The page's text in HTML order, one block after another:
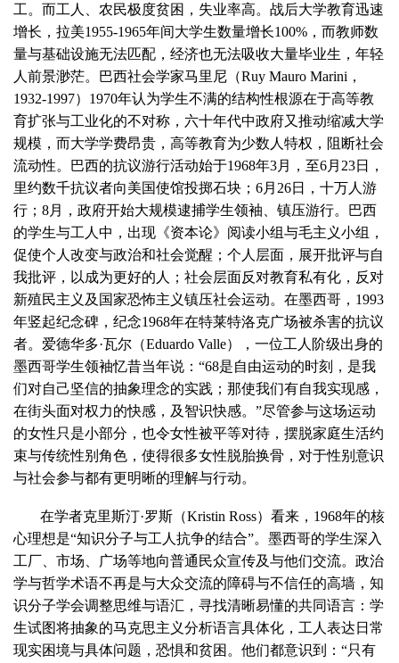
工。而工人、农民极度贫困，失业率高。战后大学教育迅速
增长，拉美1955-1965年间大学生数量增长100%，而教师数
量与基础设施无法匹配，经济也无法吸收大量毕业生，年轻
人前景渺茫。巴西社会学家马里尼（Ruy Mauro Marini，
1932-1997）1970年认为学生不满的结构性根源在于高等教
育扩张与工业化的不对称，六十年代中政府又推动缩减大学
规模，而大学学费昂贵，高等教育为少数人特权，阻断社会
流动性。巴西的抗议游行活动始于1968年3月，至6月23日，
里约数千抗议者向美国使馆投掷石块；6月26日，十万人游
行；8月，政府开始大规模逮捕学生领袖、镇压游行。巴西
的学生与工人中，出现《资本论》阅读小组与毛主义小组，
促使个人改变与政治和社会觉醒；个人层面，展开批评与自
我批评，以成为更好的人；社会层面反对教育私有化，反对
新殖民主义及国家恐怖主义镇压社会运动。在墨西哥，1993
年竖起纪念碑，纪念1968年在特莱特洛克广场被杀害的抗议
者。爱德华多·瓦尔（Eduardo Valle），一位工人阶级出身的
墨西哥学生领袖忆昔当年说：“68是自由运动的时刻，是我
们对自己坚信的抽象理念的实践；那使我们有自我实现感，
在街头面对权力的快感，及智识快感。”尽管参与这场运动
的女性只是小部分，也令女性被平等对待，摆脱家庭生活约
束与传统性别角色，使得很多女性脱胎换骨，对于性别意识
与社会参与都有更明晰的理解与行动。
在学者克里斯汀·罗斯（Kristin Ross）看来，1968年的核
心理想是“知识分子与工人抗争的结合”。墨西哥的学生深入
工厂、市场、广场等地向普通民众宣传及与他们交流。政治
学与哲学术语不再是与大众交流的障碍与不信任的高墙，知
识分子学会调整思维与语汇，寻找清晰易懂的共同语言：学
生试图将抽象的马克思主义分析语言具体化，工人表达日常
现实困境与具体问题，恐惧和贫困。他们都意识到：“只有